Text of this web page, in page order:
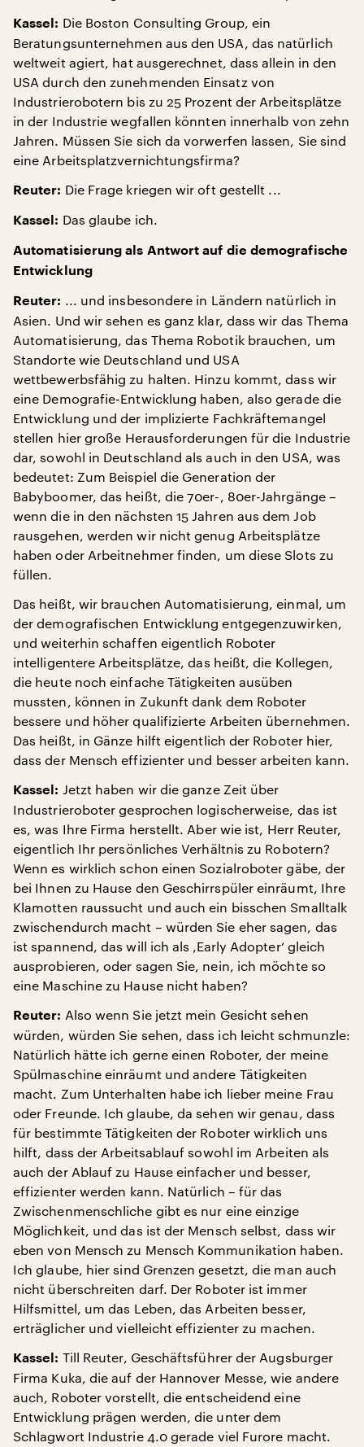
Kassel: Die Boston Consulting Group, ein
Beratungsunternehmen aus den USA, das natürlich
weltweit agiert, hat ausgerechnet, dass allein in den
USA durch den zunehmenden Einsatz von
Industrierobotern bis zu 25 Prozent der Arbeitsplätze
in der Industrie wegfallen könnten innerhalb von zehn
Jahren. Müssen Sie sich da vorwerfen lassen, Sie sind
eine Arbeitsplatzvernichtungsfirma?
Reuter: Die Frage kriegen wir oft gestellt ...
Kassel: Das glaube ich.
Automatisierung als Antwort auf die demografische
Entwicklung
Reuter: ... und insbesondere in Ländern natürlich in
Asien. Und wir sehen es ganz klar, dass wir das Thema
Automatisierung, das Thema Robotik brauchen, um
Standorte wie Deutschland und USA
wettbewerbsfähig zu halten. Hinzu kommt, dass wir
eine Demografie-Entwicklung haben, also gerade die
Entwicklung und der implizierte Fachkräftemangel
stellen hier große Herausforderungen für die Industrie
dar, sowohl in Deutschland als auch in den USA, was
bedeutet: Zum Beispiel die Generation der
Babyboomer, das heißt, die 70er-, 80er-Jahrgänge –
wenn die in den nächsten 15 Jahren aus dem Job
rausgehen, werden wir nicht genug Arbeitsplätze
haben oder Arbeitnehmer finden, um diese Slots zu
füllen.
Das heißt, wir brauchen Automatisierung, einmal, um
der demografischen Entwicklung entgegenzuwirken,
und weiterhin schaffen eigentlich Roboter
intelligentere Arbeitsplätze, das heißt, die Kollegen,
die heute noch einfache Tätigkeiten ausüben
mussten, können in Zukunft dank dem Roboter
bessere und höher qualifizierte Arbeiten übernehmen.
Das heißt, in Gänze hilft eigentlich der Roboter hier,
dass der Mensch effizienter und besser arbeiten kann.
Kassel: Jetzt haben wir die ganze Zeit über
Industrieroboter gesprochen logischerweise, das ist
es, was Ihre Firma herstellt. Aber wie ist, Herr Reuter,
eigentlich Ihr persönliches Verhältnis zu Robotern?
Wenn es wirklich schon einen Sozialroboter gäbe, der
bei Ihnen zu Hause den Geschirrspüler einräumt, Ihre
Klamotten raussucht und auch ein bisschen Smalltalk
zwischendurch macht – würden Sie eher sagen, das
ist spannend, das will ich als ‚Early Adopter‘ gleich
ausprobieren, oder sagen Sie, nein, ich möchte so
eine Maschine zu Hause nicht haben?
Reuter: Also wenn Sie jetzt mein Gesicht sehen
würden, würden Sie sehen, dass ich leicht schmunzle:
Natürlich hätte ich gerne einen Roboter, der meine
Spülmaschine einräumt und andere Tätigkeiten
macht. Zum Unterhalten habe ich lieber meine Frau
oder Freunde. Ich glaube, da sehen wir genau, dass
für bestimmte Tätigkeiten der Roboter wirklich uns
hilft, dass der Arbeitsablauf sowohl im Arbeiten als
auch der Ablauf zu Hause einfacher und besser,
effizienter werden kann. Natürlich – für das
Zwischenmenschliche gibt es nur eine einzige
Möglichkeit, und das ist der Mensch selbst, dass wir
eben von Mensch zu Mensch Kommunikation haben.
Ich glaube, hier sind Grenzen gesetzt, die man auch
nicht überschreiten darf. Der Roboter ist immer
Hilfsmittel, um das Leben, das Arbeiten besser,
erträglicher und vielleicht effizienter zu machen.
Kassel: Till Reuter, Geschäftsführer der Augsburger
Firma Kuka, die auf der Hannover Messe, wie andere
auch, Roboter vorstellt, die entscheidend eine
Entwicklung prägen werden, die unter dem
Schlagwort Industrie 4.0 gerade viel Furore macht.